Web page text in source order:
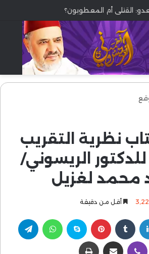
القتلى أم المعطوبون؟
نظرية التقريب
الريسوني/
محمد لغزيل
أقل من دقيقة
لينكدإن بينتيريست سكايب واتساب
ڤايبر مشاركة عبر البريد طباعة